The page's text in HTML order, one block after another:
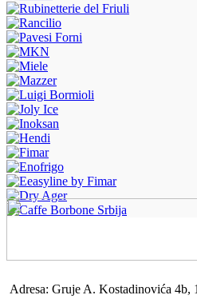
Adresa: Gruje A. Kostadinovića 4b,